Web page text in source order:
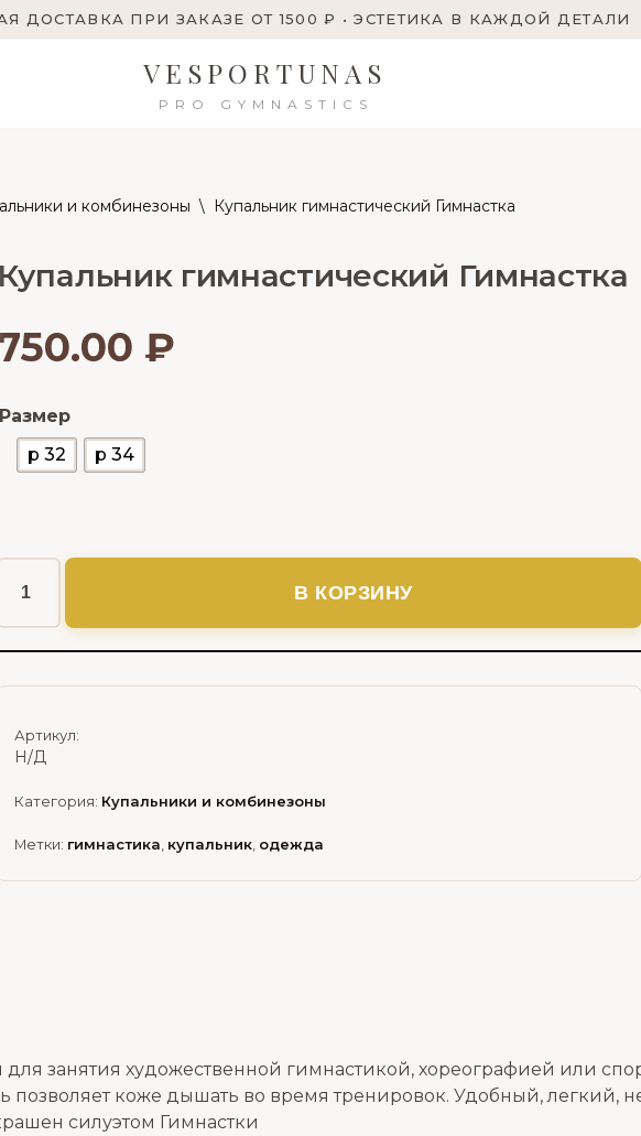
ДОСТАВКА ПРИ ЗАКАЗЕ ОТ 1500 ₽ • ЭСТЕТИКА В КАЖДОЙ ДЕТАЛИ
VESPORTUNAS
PRO GYMNASTICS
и комбинезоны \ Купальник гимнастический Гимнастка
Купальник гимнастический Гимнастка
₽
Размер
р 32
р 34
В КОРЗИНУ
Артикул:
Н/Д
Категория: Купальники и комбинезоны
Метки: гимнастика купальник одежда
занятия художественной гимнастикой, хореографией или
позволяет коже дышать во время тренировок. Удобный, легкий,
силуэтом Гимнастки